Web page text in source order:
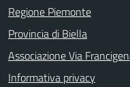
Regione Piemonte
Provincia di Biella
Associazione Via
Informativa privacy